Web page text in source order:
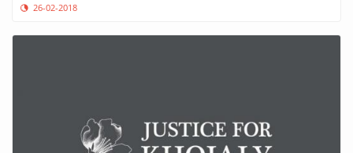
26-02-2018